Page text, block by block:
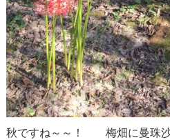
秋ですね～～！ 梅畑に曼珠